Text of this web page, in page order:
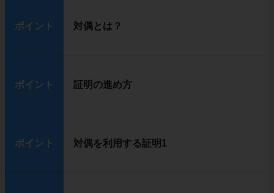
ポイント 対偶とは？
ポイント 証明の進め方
ポイント 対偶を利用する証明1